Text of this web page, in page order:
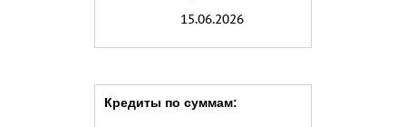
15.06.2026
Кредиты по суммам: